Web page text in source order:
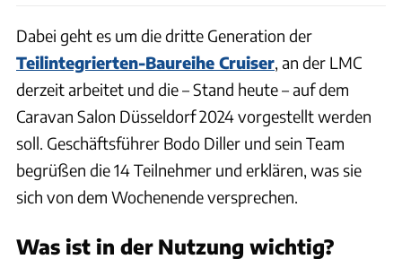
Dabei geht es um die dritte Generation der
Teilintegrierten-Baureihe Cruiser, an der LMC
derzeit arbeitet und die – Stand heute – auf dem
Caravan Salon Düsseldorf 2024 vorgestellt werden
soll. Geschäftsführer Bodo Diller und sein Team
begrüßen die 14 Teilnehmer und erklären, was sie
sich von dem Wochenende versprechen.
Was ist in der Nutzung wichtig?